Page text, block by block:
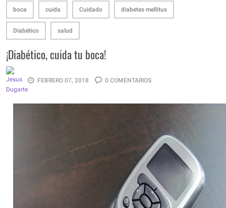
boca cuida Cuidado diabetes mellitus
Diabético salud
¡Diabético, cuida tu boca!
FEBRERO 07, 2018 0 COMENTARIOS